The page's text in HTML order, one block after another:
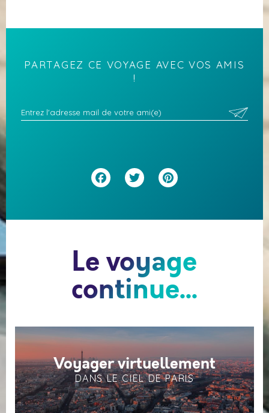
PARTAGEZ CE VOYAGE AVEC VOS AMIS
!
Facebook
Twitter
Le voyage
continue...
Voyager virtuellement
DANS LE CIEL DE PARIS